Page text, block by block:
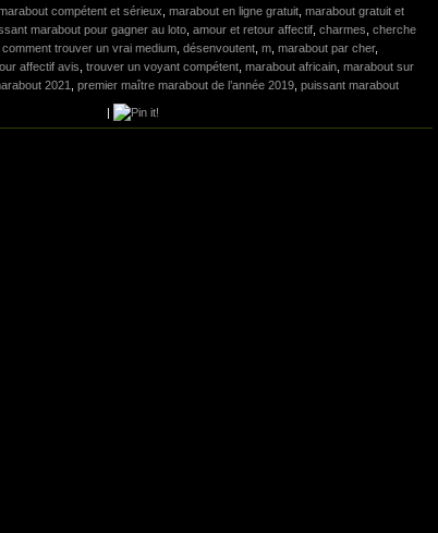
compétent et sérieux marabout en ligne gratuit marabout gratuit et
marabout pour gagner au loto amour et retour affectif charmes cherche
comment trouver un vrai medium désenvoutent m marabout par cher,
affectif avis trouver un voyant compétent marabout africain marabout sur
2021 premier maître marabout de l’année 2019 puissant marabout
|